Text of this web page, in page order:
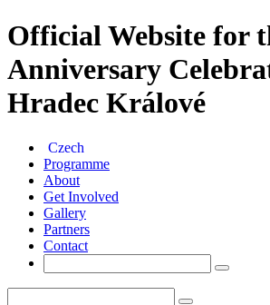
Official Website for
Anniversary
Hradec Králové
Czech
Programme
About
Get Involved
Gallery
Partners
Contact